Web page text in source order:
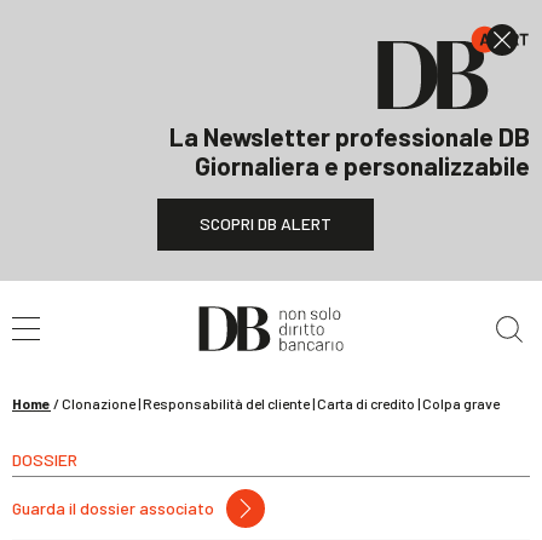
La Newsletter professionale DB
Giornaliera e personalizzabile
SCOPRI DB ALERT
Home /Clonazione | Responsabilità del cliente | Carta di credito | Colpa grave
DOSSIER
Guarda il dossier associato